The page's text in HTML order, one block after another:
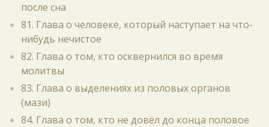
после сна
81. Глава о человеке, который наступает на что-
нибудь нечистое
82. Глава о том, кто осквернился во время
молитвы
83. Глава о выделениях из половых органов
(мази)
84. Глава о том, кто не довёл до конца половое